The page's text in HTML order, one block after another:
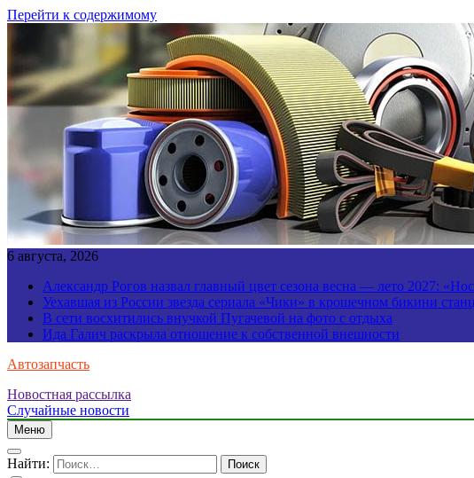
Перейти к содержимому
6 августа, 2026
Александр Рогов назвал главный цвет сезона весна — лето 2027:
Уехавшая из России звезда сериала «Чики» в крошечном бикини
В сети восхитились внучкой Пугачевой на фото с отдыха
Ида Галич раскрыла отношение к собственной внешности
Автозапчасть
Новостная рассылка
Случайные новости
Меню
Найти: